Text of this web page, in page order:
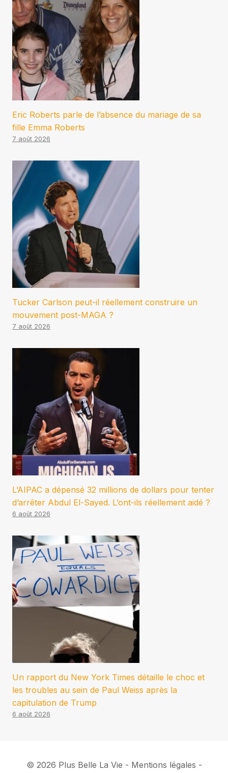
Eric Roberts parle de l’absence du mariage de sa
fille Emma Roberts
7 août 2026
Tucker Carlson peut-il réellement construire un
mouvement post-MAGA ?
7 août 2026
L’AIPAC a dépensé 32 millions de dollars pour tenter
d’arrêter Abdul El-Sayed. L’ont-ils réellement aidé ?
6 août 2026
Un rapport du New York Times détaille le choc et
les troubles au sein de Paul Weiss après la
capitulation de Trump
6 août 2026
© 2026 Plus Belle La Vie - Mentions légales -